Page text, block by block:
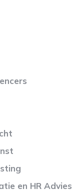
en HR Advies